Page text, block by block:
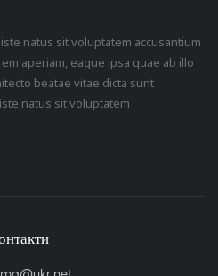
natus sit voluptatem accusantium
aperiam, eaque ipsa quae ab illo
beatae vitae dicta sunt
natus sit voluptatem